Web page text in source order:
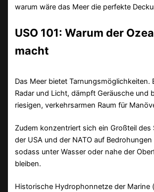
warum wäre das Meer die perfekte
USO 101: Warum der
macht
Das Meer bietet Tarnungsmöglichkeiten.
Radar und Licht, dämpft Geräusche und
riesigen, verkehrsarmen Raum für
Zudem konzentriert sich ein Großteil des
der USA und der NATO auf
sodass unter Wasser oder nahe der
bleiben.
Historische Hydrophonnetze der Marine